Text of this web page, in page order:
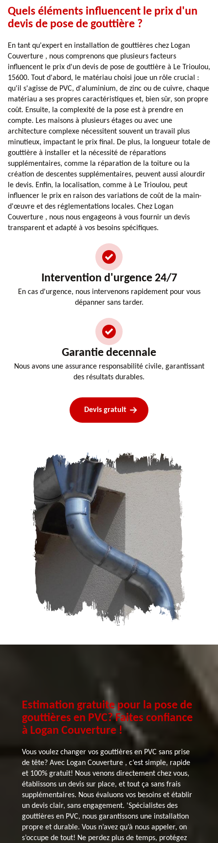
Quels éléments influencent le prix d'un
devis de pose de gouttière ?
En tant qu'expert en installation de gouttières chez Logan
Couverture , nous comprenons que plusieurs facteurs
influencent le prix d'un devis de pose de gouttière à Le Trioulou,
15600. Tout d'abord, le matériau choisi joue un rôle crucial :
qu'il s'agisse de PVC, d'aluminium, de zinc ou de cuivre, chaque
matériau a ses propres caractéristiques et, bien sûr, son propre
coût. Ensuite, la complexité de la pose est à prendre en
compte. Les maisons à plusieurs étages ou avec une
architecture complexe nécessitent souvent un travail plus
minutieux, impactant le prix final. De plus, la longueur totale de
gouttière à installer et la nécessité de réparations
supplémentaires, comme la réparation de la toiture ou la
création de descentes supplémentaires, peuvent aussi alourdir
le devis. Enfin, la localisation, comme à Le Trioulou, peut
influencer le prix en raison des variations de coût de la main-
d'œuvre et des réglementations locales. Chez Logan
Couverture , nous nous engageons à vous fournir un devis
transparent et adapté à vos besoins spécifiques.
Intervention d'urgence 24/7
En cas d'urgence, nous intervenons rapidement pour vous
dépanner sans tarder.
Garantie decennale
Nous avons une assurance responsabilité civile, garantissant
des résultats durables.
Devis gratuit
Estimation gratuite pour la pose de
gouttières en PVC? Faites confiance
à Logan Couverture !
Vous voulez changer vos gouttières en PVC sans prise
de tête? Avec Logan Couverture , c’est simple, rapide
et 100% gratuit! Nous venons directement chez vous,
établissons un devis sur place, et tout ça sans frais
supplémentaires. Nous évaluons vos besoins et établir
un devis clair, sans engagement. 'Spécialistes des
gouttières en PVC, nous garantissons une installation
propre et durable. Vous n’avez qu’à nous appeler, on
s’occupe de tout! Ne perdez plus de temps, protégez